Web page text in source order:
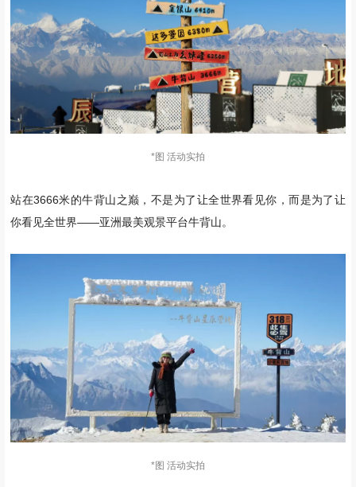
*图 活动实拍
站在3666米的牛背山之巅，不是为了让全世界看见你，而是为了让
你看见全世界——亚洲最美观景平台牛背山。
*图 活动实拍